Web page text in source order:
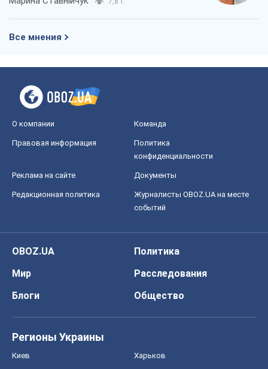
Все мнения
О компании Команда
Правовая информация
Политика
конфиденциальности
Реклама на сайте Документы
Редакционная политика
Журналисты OBOZ.UA на месте
событий
OBOZ.UA
Политика
Мир
Расследования
Блоги
Общество
Регионы Украины
Киев Харьков